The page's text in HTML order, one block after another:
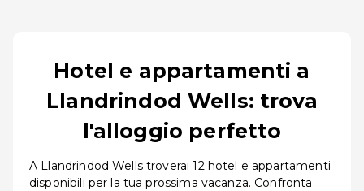
Hotel e appartamenti a
Llandrindod Wells: trova
l'alloggio perfetto
A Llandrindod Wells troverai 12 hotel e appartamenti
disponibili per la tua prossima vacanza. Confronta